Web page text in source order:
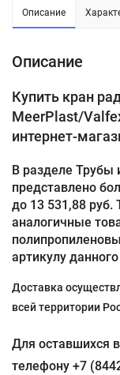
Описание
Описание
Купить кран
MeerPlast/
интернет-
В разделе Трубы
представлено
до 13 531,88
аналогичные
артикулу
Доставка
всей территории
Для оставшихся
телефону +7